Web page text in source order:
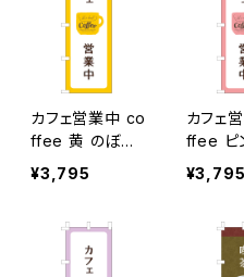
カフェ営業中 co
ffee 黄 のぼり
旗
¥3,795
カフェ
ffee ピ
ぼり旗
¥3,795